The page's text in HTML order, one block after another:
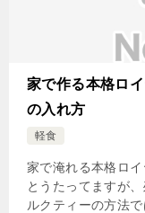
家で作る本格ロ
の入れ方
軽食
家で淹れる本格ロ
とうたってますが
ルクティーの方法